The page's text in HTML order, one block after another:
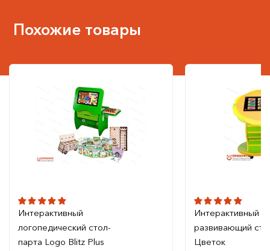
Похожие товары
Интерактивный
логопедический стол-
парта Logo Blitz Plus
Интерактивный
развивающий
Цветок